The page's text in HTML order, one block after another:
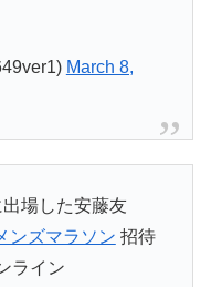
March 8,
場した安藤友
ンズマラソン 招待
ライン